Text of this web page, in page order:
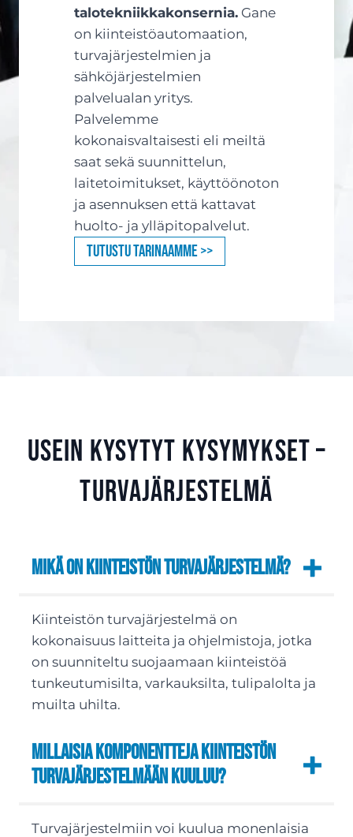
talotekniikkakonsernia. Gane
on kiinteistöautomaation,
turvajärjestelmien ja
sähköjärjestelmien
palvelualan yritys.
Palvelemme
kokonaisvaltaisesti eli meiltä
saat sekä suunnittelun,
laitetoimitukset, käyttöönoton
ja asennuksen että kattavat
huolto- ja ylläpitopalvelut.
Tutustu tarinaamme >>
Usein kysytyt kysymykset –
Turvajärjestelmä
Mikä on kiinteistön turvajärjestelmä?
Kiinteistön turvajärjestelmä on
kokonaisuus laitteita ja ohjelmistoja, jotka
on suunniteltu suojaamaan kiinteistöä
tunkeutumisilta, varkauksilta, tulipalolta ja
muilta uhilta.
Millaisia komponentteja kiinteistön
turvajärjestelmään kuuluu?
Turvajärjestelmiin voi kuulua monenlaisia